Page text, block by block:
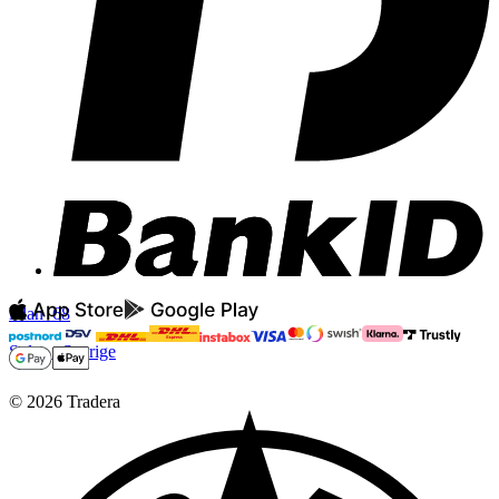
lillan_68
Solna,Sverige
© 2026 Tradera